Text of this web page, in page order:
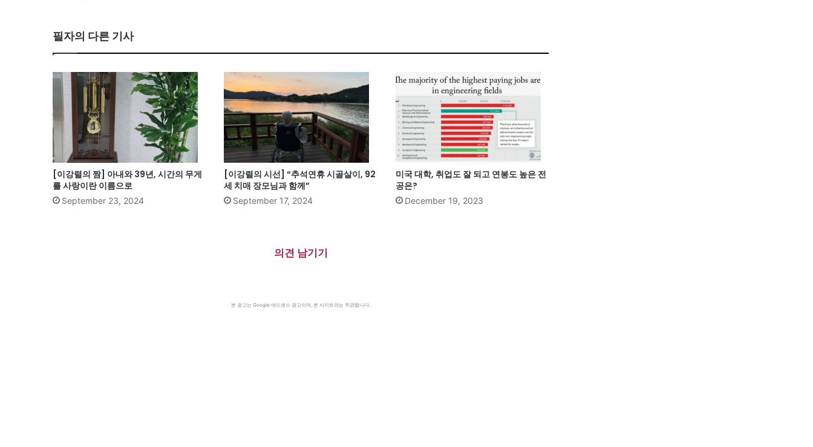
필자의 다른 기사
[이강렬의 짬] 아내와 39년, 시간의 무게
를 사랑이란 이름으로
September 23, 2024
[이강렬의 시선] “추석연휴 시골살이, 92
세 치매 장모님과 함께”
September 17, 2024
미국 대학, 취업도 잘 되고 연봉도 높은 전
공은?
December 19, 2023
의견 남기기
본 광고는 Google 애드센스 광고이며, 본 사이트와는 무관합니다.